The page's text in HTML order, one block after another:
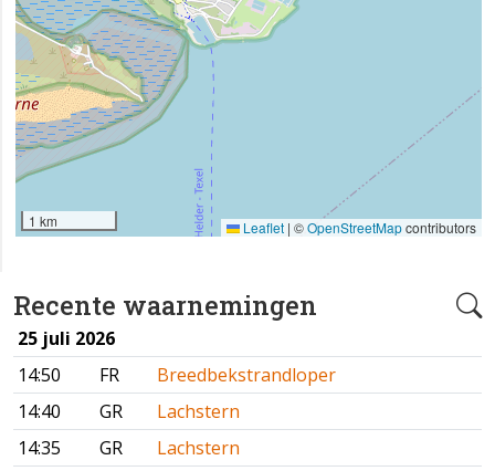
Recente waarnemingen
25 juli 2026
14:50
FR
Breedbekstrandloper
14:40
GR
Lachstern
14:35
GR
Lachstern
1 km Leaflet | ©OpenStreetMapcontributors